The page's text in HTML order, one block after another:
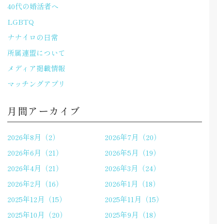
40代の婚活者へ
LGBTQ
ナナイロの日常
所属連盟について
メディア掲載情報
マッチングアプリ
月間アーカイブ
2026年8月（2）
2026年7月（20）
2026年6月（21）
2026年5月（19）
2026年4月（21）
2026年3月（24）
2026年2月（16）
2026年1月（18）
2025年12月（15）
2025年11月（15）
2025年10月（20）
2025年9月（18）